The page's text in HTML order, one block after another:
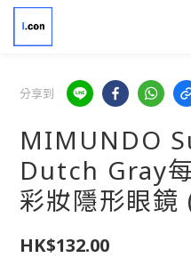
分享到
MIMUNDO
Dutch Gray
彩妝隱形眼鏡
HK$132.00